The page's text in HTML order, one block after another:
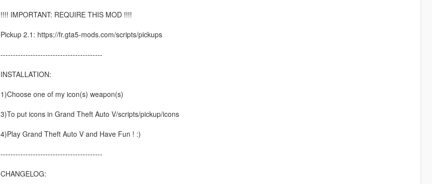
!!!! IMPORTANT: REQUIRE THIS MOD !!!!
Pickup 2.1: https://fr.gta5-mods.com/scripts/pickups
-----------------------------------------
INSTALLATION:
1)Choose one of my icon(s) weapon(s)
3)To put icons in Grand Theft Auto V/scripts/pickup/icons
4)Play Grand Theft Auto V and Have Fun ! :)
-----------------------------------------
CHANGELOG: